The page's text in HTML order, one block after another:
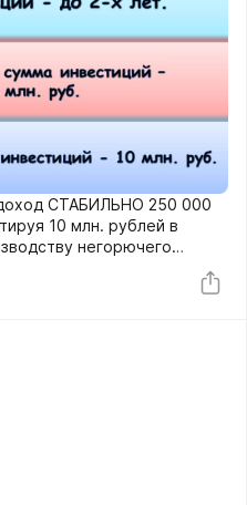
СТАБИЛЬНО 250 000
10 млн. рублей в
негорючего
Выплаты дивидендов со